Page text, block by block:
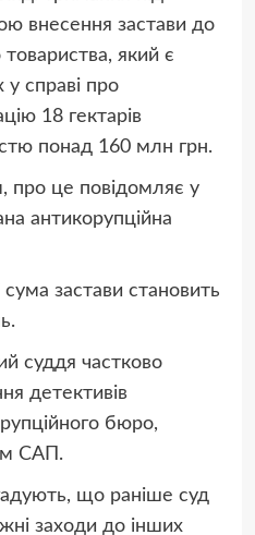
внесення застави до
який є
у справі про
18 гектарів
понад 160 млн грн.
про це повідомляє у
антикорупційна
сума застави становить
суддя частково
детективів
бюро,
САП.
що раніше суд
заходи до інших